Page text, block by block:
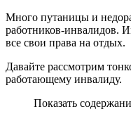
Много путаницы и
работников-инвалидов.
все свои права на отдых.
Давайте рассмотрим
работающему инвалиду.
Показать